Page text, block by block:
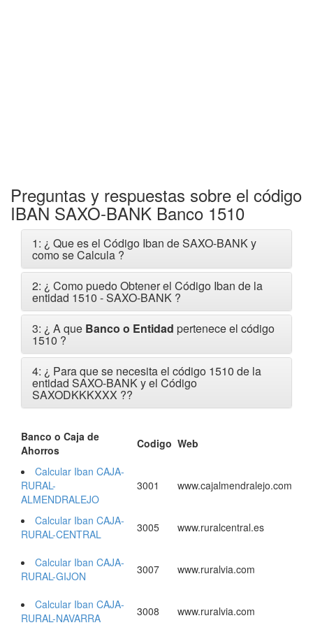
Preguntas y respuestas sobre el código
IBAN SAXO-BANK Banco 1510
1: ¿ Que es el Código Iban de SAXO-BANK y
como se Calcula ?
2: ¿ Como puedo Obtener el Código Iban de la
entidad 1510 - SAXO-BANK ?
3: ¿ A que Banco o Entidad pertenece el código
1510 ?
4: ¿ Para que se necesita el código 1510 de la
entidad SAXO-BANK y el Código
SAXODKKKXXX ??
Banco o Caja de
Ahorros
Codigo Web
Calcular Iban CAJA-
RURAL-
ALMENDRALEJO
3001 www.cajalmendralejo.com
Calcular Iban CAJA-
RURAL-CENTRAL
3005 www.ruralcentral.es
Calcular Iban CAJA-
RURAL-GIJON
3007 www.ruralvia.com
Calcular Iban CAJA-
RURAL-NAVARRA
3008 www.ruralvia.com